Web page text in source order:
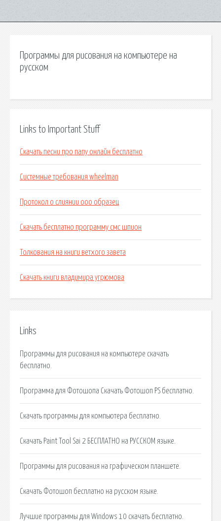
Программы для рисования на компьютере на
русском
Links to Important Stuff
Скачать песни про папу онлайн бесплатно
Системные требования wheelman
Протокол о слиянии ооо образец
Скачать бесплатно программу смс шпион
Толкования на книги ветхого завета
Скачать книги владимира угрюмова
Links
Программы для рисования на компьютере скачать
бесплатно.
Программа для Фотошопа Скачать Фотошоп PS бесплатно.
Скачать программы для компьютера бесплатно.
Скачать Paint Tool Sai 2 БЕСПЛАТНО на РУССКОМ языке.
Программы для рисования на графическом планшете.
Скачать Фотошоп бесплатно на русском языке.
Лучшие программы для Windows 10 скачать бесплатно.